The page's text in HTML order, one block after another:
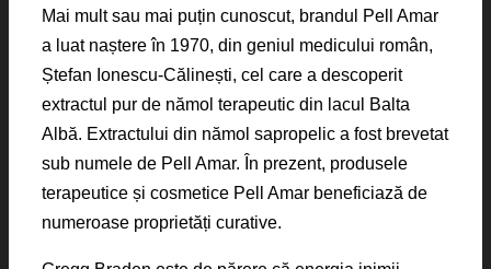
Mai mult sau mai puțin cunoscut, brandul Pell Amar
a luat naștere în 1970, din geniul medicului român,
Ștefan Ionescu-Călinești, cel care a descoperit
extractul pur de nămol terapeutic din lacul Balta
Albă. Extractului din nămol sapropelic a fost brevetat
sub numele de Pell Amar. În prezent, produsele
terapeutice și cosmetice Pell Amar beneficiază de
numeroase proprietăți curative.